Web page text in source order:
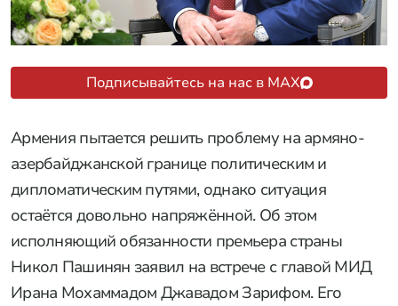
Подписывайтесь на нас в MAX
Армения пытается решить проблему на армяно-
азербайджанской границе политическим и
дипломатическим путями, однако ситуация
остаётся довольно напряжённой. Об этом
исполняющий обязанности премьера страны
Никол Пашинян заявил на встрече с главой МИД
Ирана Мохаммадом Джавадом Зарифом. Его